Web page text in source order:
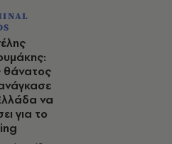
θάνατος
να
για το